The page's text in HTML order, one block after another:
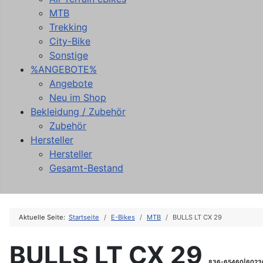
MTB
Trekking
City-Bike
Sonstige
%ANGEBOTE%
Angebote
Neu im Shop
Bekleidung / Zubehör
Zubehör
Hersteller
Hersteller
Gesamt-Bestand
Aktuelle Seite: Startseite E-Bikes MTB BULLS LT CX 29
BULLS LT CX 29